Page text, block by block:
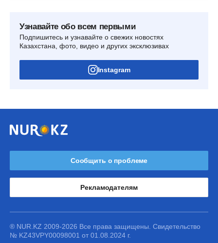
Узнавайте обо всем первыми
Подпишитесь и узнавайте о свежих новостях
Казахстана, фото, видео и других эксклюзивах
Instagram
Сообщить о проблеме
Рекламодателям
® NUR.KZ 2009-2026 Все права защищены. Свидетельство
№ KZ43VPY00098001 от 01.08.2024 г.